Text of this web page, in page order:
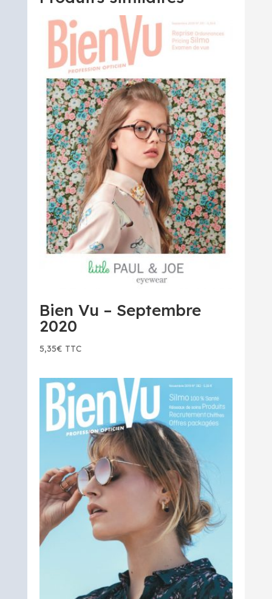
Bien Vu – Septembre
2020
5,35€ TTC